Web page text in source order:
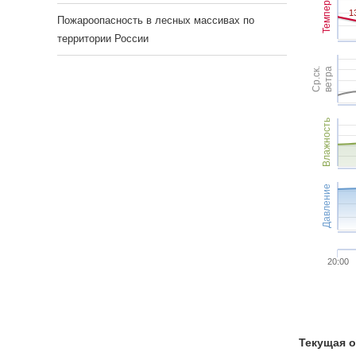
Темпер.
Ср.ск.ветра
Влажность
Давление
20:00
Текущая
Пожароопасность в лесных массивах по
территории России